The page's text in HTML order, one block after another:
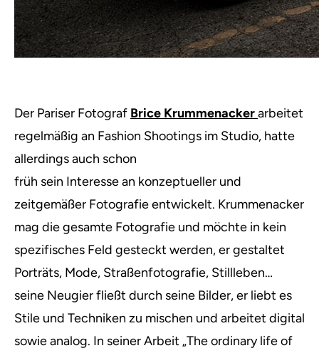
Der Pariser Fotograf Brice Krummenackerarbeitet
regelmäßig an Fashion Shootings im Studio, hatte
allerdings auch schon
früh sein Interesse an konzeptueller und
zeitgemäßer Fotografie entwickelt. Krummenacker
mag die gesamte Fotografie und möchte in kein
spezifisches Feld gesteckt werden, er gestaltet
Porträts, Mode, Straßenfotografie, Stillleben…
seine Neugier fließt durch seine Bilder, er liebt es
Stile und Techniken zu mischen und arbeitet digital
sowie analog. In seiner Arbeit „The ordinary life of